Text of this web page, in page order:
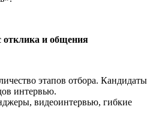
отклика и общения
этапов отбора. Кандидаты
интервью.
видеоинтервью, гибкие